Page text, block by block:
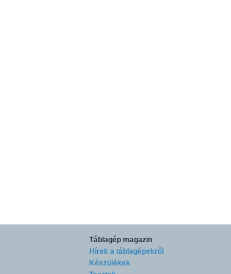
Táblagép magazin
Hírek a táblagépekről
Készülékek